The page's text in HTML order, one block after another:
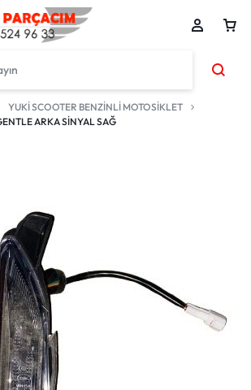
YUKİ SCOOTER BENZİNLİ MOTOSİKLET
ARKA SİNYAL SAĞ